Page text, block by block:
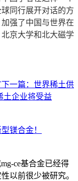
同行展开对话的方
强了中国与世界在
京大学和北大磁学
下一篇： 世界稀土供
土企业将受益
镁合金！
ce基合金已经得
以前很少被研究。